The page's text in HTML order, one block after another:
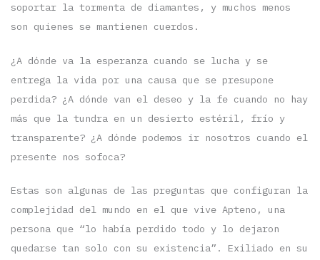
soportar la tormenta de diamantes, y muchos menos
son quienes se mantienen cuerdos.
¿A dónde va la esperanza cuando se lucha y se
entrega la vida por una causa que se presupone
perdida? ¿A dónde van el deseo y la fe cuando no hay
más que la tundra en un desierto estéril, frío y
transparente? ¿A dónde podemos ir nosotros cuando el
presente nos sofoca?
Estas son algunas de las preguntas que configuran la
complejidad del mundo en el que vive Apteno, una
persona que “lo había perdido todo y lo dejaron
quedarse tan solo con su existencia”. Exiliado en su